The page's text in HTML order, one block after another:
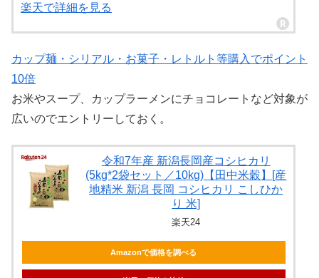
楽天で詳細を見る
カップ麺・シリアル・お菓子・レトルト等購入でポイント
10倍
お米やスープ、カップラーメンにチョコレートなど対象が
広いのでエントリーしておく。
令和7年産 新潟長岡産コシヒカリ
(5kg*2袋セット／10kg)【田中米穀】[産
地精米 新潟 長岡 コシヒカリ こしひか
り 米]
楽天24
Amazonで価格を調べる